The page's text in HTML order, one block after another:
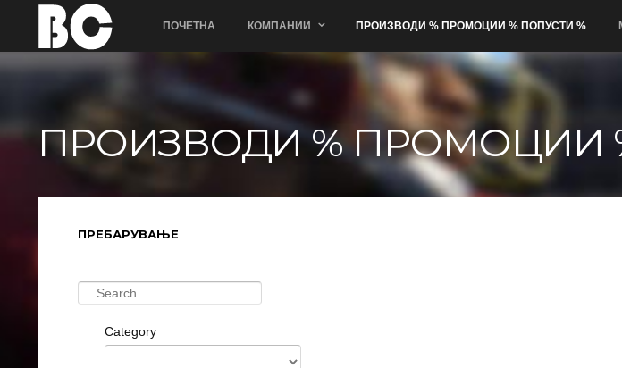
ПОЧЕТНА КОМПАНИИ ПРОИЗВОДИ % ПРОМОЦИИ % ПОПУСТИ %
ПРОИЗВОДИ % ПРОМОЦИИ
ПРЕБАРУВАЊЕ
Category